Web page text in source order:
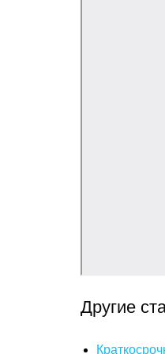
Другие